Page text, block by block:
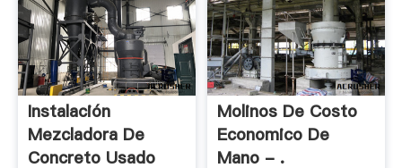
Instalación
Mezcladora De
Concreto Usado
Molinos De Costo
Economico De
Mano - .